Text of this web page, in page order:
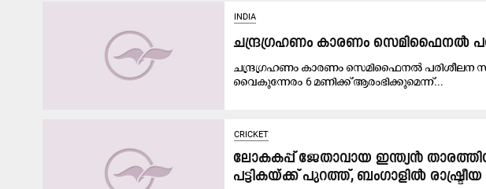
INDIA
ചന്ദ്രഗ്രഹണം കാരണം സെമിഫൈനൽ
ചന്ദ്രഗ്രഹണം കാരണം സെമിഫൈനൽ പരിശീലന
വൈകുന്നേരം 6 മണിക്ക് ആരംഭിക്കുമെന്ന്...
CRICKET
ലോകകപ്പ് ജേതാവായ ഇന്ത്യൻ
പട്ടികയ്ക്ക് പുറത്ത്, ബംഗാളിൽ രാഷ്ട്രീയ